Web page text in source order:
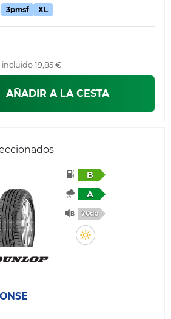
3pmsf XL
19,85 €
AÑADIR A LA CESTA
B
A
70db